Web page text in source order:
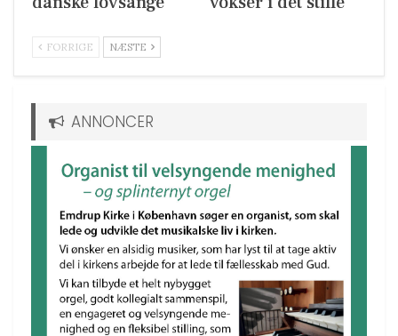
FORRIGE NÆSTE
ANNONCER